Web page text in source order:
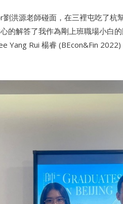
劉洪源老師碰面，在三裡屯吃了
的解答了我作為剛上班職場小
Yang Rui 楊睿 (BEcon&Fin 2022)